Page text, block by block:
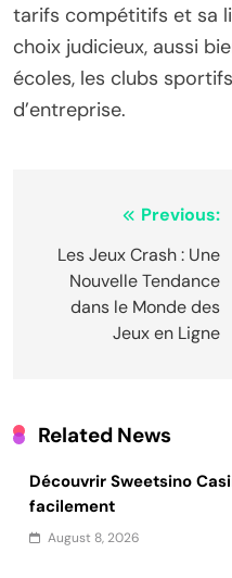
tarifs compétitifs et sa
choix judicieux, aussi
écoles, les clubs
d’entreprise.
navigation
Previous:
Les Jeux Crash : Une
Nouvelle Tendance
dans le Monde des
Jeux en Ligne
Related News
Découvrir Sweetsino
facilement
August 8, 2026